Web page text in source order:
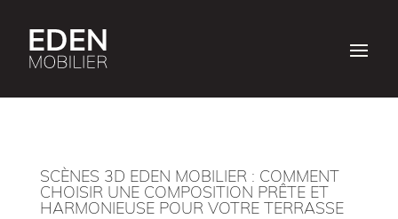
SCÈNES 3D EDEN MOBILIER : COMMENT
CHOISIR UNE COMPOSITION PRÊTE ET
HARMONIEUSE POUR VOTRE TERRASSE